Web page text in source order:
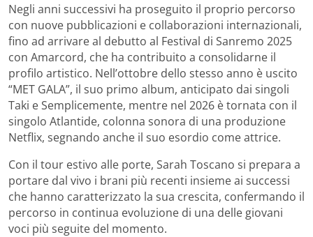
Negli anni successivi ha proseguito il proprio percorso
con nuove pubblicazioni e collaborazioni internazionali,
fino ad arrivare al debutto al Festival di Sanremo 2025
con Amarcord, che ha contribuito a consolidarne il
profilo artistico. Nell’ottobre dello stesso anno è uscito
“MET GALA”, il suo primo album, anticipato dai singoli
Taki e Semplicemente, mentre nel 2026 è tornata con il
singolo Atlantide, colonna sonora di una produzione
Netflix, segnando anche il suo esordio come attrice.
Con il tour estivo alle porte, Sarah Toscano si prepara a
portare dal vivo i brani più recenti insieme ai successi
che hanno caratterizzato la sua crescita, confermando il
percorso in continua evoluzione di una delle giovani
voci più seguite del momento.